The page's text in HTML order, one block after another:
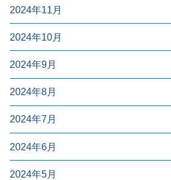
2024年11月
2024年10月
2024年9月
2024年8月
2024年7月
2024年6月
2024年5月